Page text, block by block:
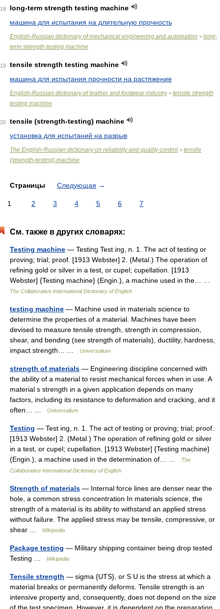
18
long-term strength testing machine
машина для испытания на длительную прочность
English-Russian dictionary of mechanical engineering and automation > long-
term strength testing machine
19
tensile strength testing machine
машина для испытания прочности на растяжение
English-Russian dictionary of leather and footwear industry> tensile strength
testing machine
20
tensile (strength-testing) machine
установка для испытаний на разрыв
The English-Russian dictionary on reliability and quality control > tensile
(strength-testing) machine
Страницы Следующая →
1 2 3 4 5 6 7
См. также в других словарях:
Testing machine — Testing Test ing, n. 1. The act of testing or
proving; trial; proof. [1913 Webster] 2. (Metal.) The operation of
refining gold or silver in a test, or cupel; cupellation. [1913
Webster] {Testing machine} (Engin.), a machine used in the… …
The Collaborative International Dictionary of English
testing machine — Machine used in materials science to
determine the properties of a material. Machines have been
devised to measure tensile strength, strength in compression,
shear, and bending (see strength of materials), ductility, hardness,
impact strength… …
Universalium
strength of materials — Engineering discipline concerned with
the ability of a material to resist mechanical forces when in use. A
material s strength in a given application depends on many
factors, including its resistance to deformation and cracking, and it
often… …
Universalium
Testing — Test ing, n. 1. The act of testing or proving; trial; proof.
[1913 Webster] 2. (Metal.) The operation of refining gold or silver
in a test, or cupel; cupellation. [1913 Webster] {Testing machine}
(Engin.), a machine used in the determination of… …
The
Collaborative International Dictionary of English
Strength of materials — Internal force lines are denser near the
hole, a common stress concentration In materials science, the
strength of a material is its ability to withstand an applied stress
without failure. The applied stress may be tensile, compressive, or
shear …
Wikipedia
Package testing — Military shipping container being drop tested
Testing …
Wikipedia
Tensile strength — sigma {UTS}, or S U is the stress at which a
material breaks or permanently deforms. Tensile strength is an
intensive property and, consequently, does not depend on the size